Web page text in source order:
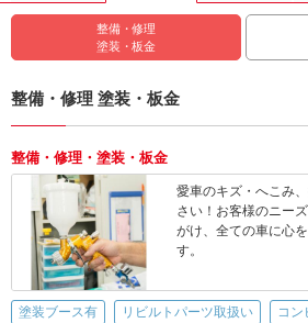
整備・修理
塗装・板金
整備・修理 塗装・板金
整備・修理・塗装・板金
愛車のキズ・へこみ
さい！お客様のニー
がけ、全ての車に心
す。
塗装ブース有 リビルトパーツ取扱い コン